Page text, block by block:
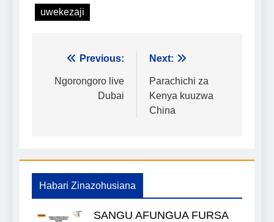
uwekezaji
Urambazaji
wa
Previous:
Ngorongoro live
Dubai
Next:
Parachichi za
Kenya kuuzwa
China
Habari Zinazohusiana
SANGU AFUNGUA FURSA